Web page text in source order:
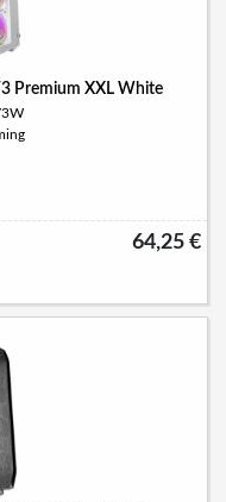
Premium XXL White
64,25 €